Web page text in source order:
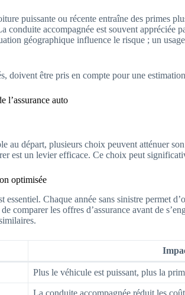
puissante ou récente entraîne des primes
conduite accompagnée est souvent appréciée
géographique influence le risque ; un
doivent être pris en compte pour une
l’assurance auto
au départ, plusieurs choix peuvent atténuer
est un levier efficace. Ce choix peut
optimisée
Chaque année sans sinistre permet
comparer les offres d’assurance avant de
Plus le véhicule est puissant, plus la
La conduite accompagnée réduit les